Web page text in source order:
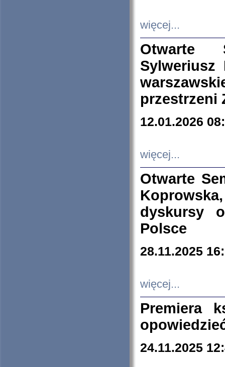
więcej...
Otwarte
Sylweriusz
przestrzeni
12.01.2026
więcej...
Otwarte
dyskursy
Polsce
28.11.2025
więcej...
Premiera
24.11.2025